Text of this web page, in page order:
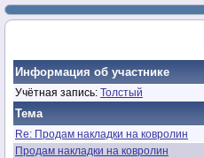
Информация об участнике
Учётная запись: Толстый
Тема
Re: Продам накладки на ковролин
Продам накладки на ковролин